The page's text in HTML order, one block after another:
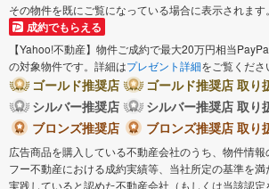
その物件を既にご覧になっている場合に表示されます。
成約でもらえる
【Yahoo!不動産】物件ご成約で最大20万円相当
の対象物件です。詳細はプレゼント詳細をご覧くださ
ゴールド推奨店
ゴールド推奨店 取り
シルバー推奨店
シルバー推奨店 取り
ブロンズ推奨店
ブロンズ推奨店 取り
広告商品を購入している不動産会社のうち、物件情
フー不動産における成約実績等、当社所定の基準を
実践していると認めた不動産会社（もしくは当該認